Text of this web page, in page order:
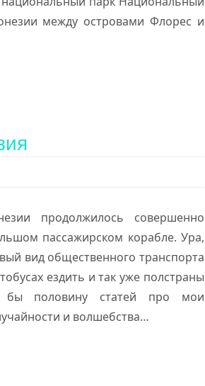
между островами Флорес и
продолжилось совершенно
пассажирском корабле. Ура,
вид общественного транспорта
ездить и так уже полстраны
бы половину статей про мои
и волшебства…